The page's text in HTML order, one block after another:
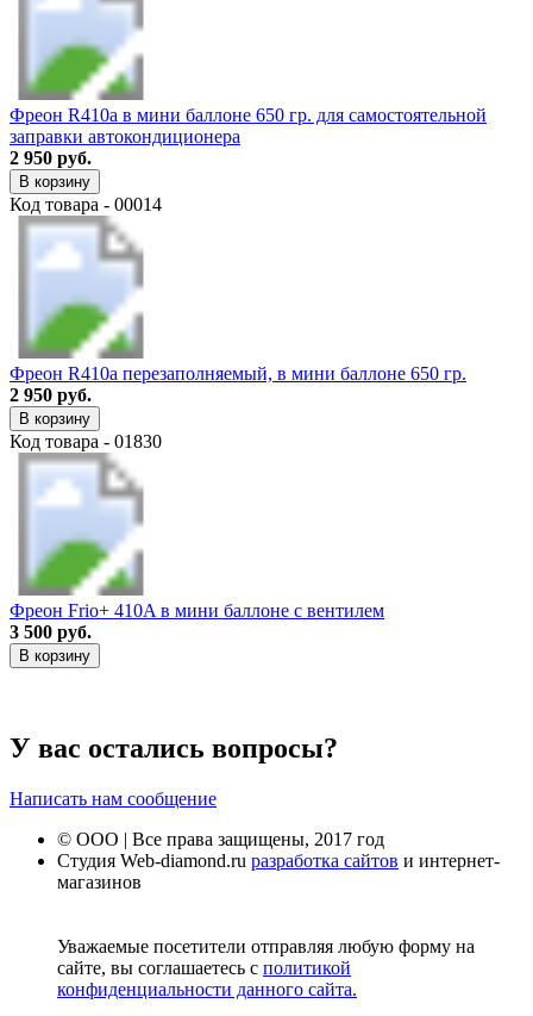
Фреон R410a в мини баллоне 650 гр. для самостоятельной
заправки автокондиционера
2 950 руб.
В корзину
Код товара - 00014
Фреон R410a перезаполняемый, в мини баллоне 650 гр.
2 950 руб.
В корзину
Код товара - 01830
Фреон Frio+ 410A в мини баллоне с вентилем
3 500 руб.
В корзину
У вас остались вопросы?
Написать нам сообщение
© ООО | Все права защищены, 2017 год
Студия Web-diamond.ru разработка сайтов и интернет-
магазинов
Уважаемые посетители отправляя любую форму на
сайте, вы соглашаетесь с политикой
конфиденциальности данного сайта.